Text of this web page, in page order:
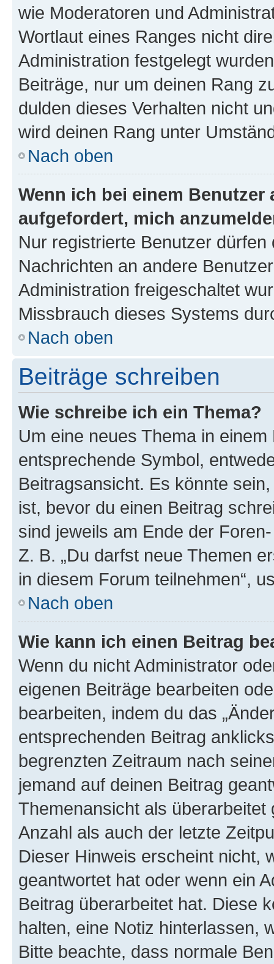
wie Moderatoren und
Wortlaut eines Ranges nicht
Administration festgelegt
Beiträge, nur um deinen Rang
dulden dieses Verhalten nicht
wird deinen Rang unter
Nach oben
Wenn ich bei einem
aufgefordert, mich
Nur registrierte Benutzer
Nachrichten an andere
Administration freigeschaltet
Missbrauch dieses Systems
Nach oben
Beiträge schreiben
Wie schreibe ich ein Thema?
Um eine neues Thema in
entsprechende Symbol,
Beitragsansicht. Es könnte
ist, bevor du einen Beitrag
sind jeweils am Ende der
Z. B. „Du darfst neue Themen
in diesem Forum teilnehmen“,
Nach oben
Wie kann ich einen Beitrag
Wenn du nicht Administrator
eigenen Beiträge bearbeiten
bearbeiten, indem du das
entsprechenden Beitrag
begrenzten Zeitraum nach
jemand auf deinen Beitrag
Themenansicht als
Anzahl als auch der letzte
Dieser Hinweis erscheint nicht,
geantwortet hat oder wenn ein
Beitrag überarbeitet hat. Diese
halten, eine Notiz hinterlassen,
Bitte beachte, dass normale